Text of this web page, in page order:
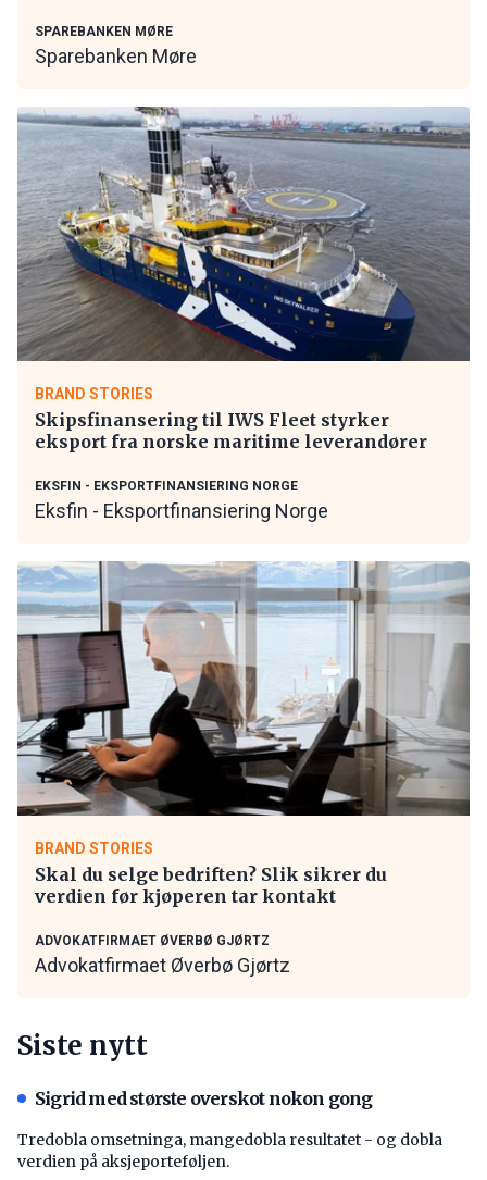
SPAREBANKEN MØRE
Sparebanken Møre
BRAND STORIES
Skipsfinansering til IWS Fleet styrker
eksport fra norske maritime leverandører
EKSFIN - EKSPORTFINANSIERING NORGE
Eksfin - Eksportfinansiering Norge
BRAND STORIES
Skal du selge bedriften? Slik sikrer du
verdien før kjøperen tar kontakt
ADVOKATFIRMAET ØVERBØ GJØRTZ
Advokatfirmaet Øverbø Gjørtz
Siste nytt
Sigrid med største overskot nokon gong
Tredobla omsetninga, mangedobla resultatet - og dobla
verdien på aksjeporteføljen.